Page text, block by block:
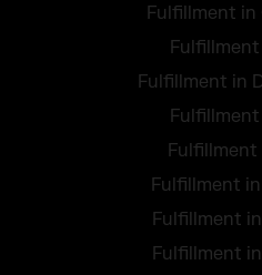
Fulfillment in
Fulfillment in
Fulfillment
Fulfillment
Fulfillment
Fulfillment
Fulfillment